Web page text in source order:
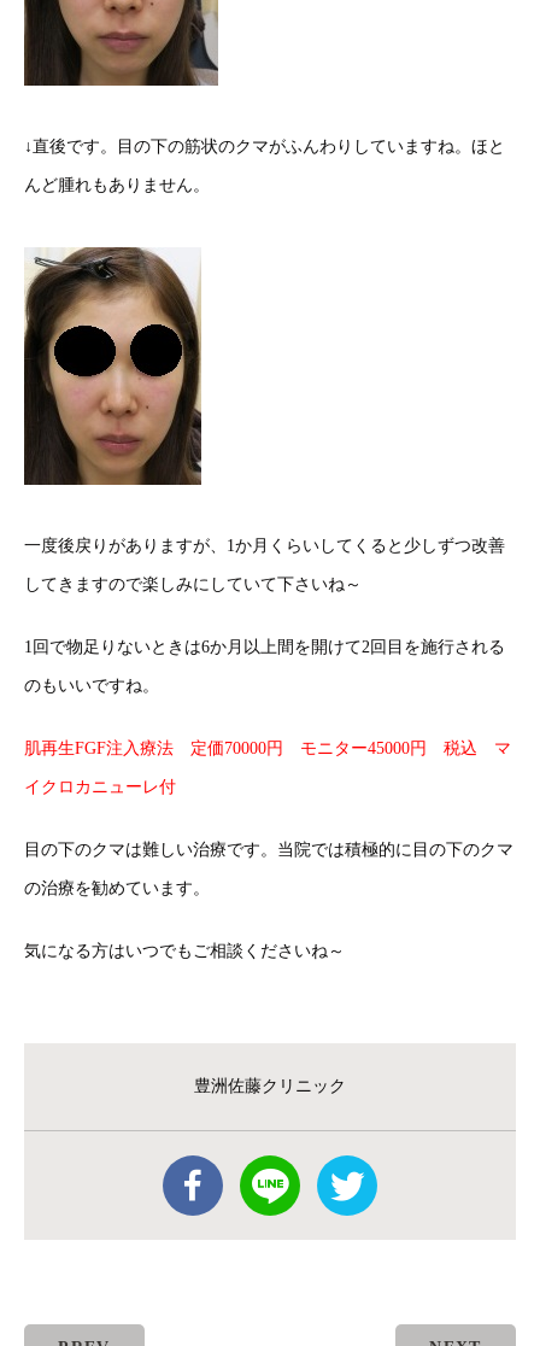
↓直後です。目の下の筋状のクマがふんわりしていますね。ほと
んど腫れもありません。
一度後戻りがありますが、1か月くらいしてくると少しずつ改善
してきますので楽しみにしていて下さいね～
1回で物足りないときは6か月以上間を開けて2回目を施行される
のもいいですね。
肌再生FGF注入療法 定価70000円 モニター45000円 税込 マ
イクロカニューレ付
目の下のクマは難しい治療です。当院では積極的に目の下のクマ
の治療を勧めています。
気になる方はいつでもご相談くださいね～
豊洲佐藤クリニック